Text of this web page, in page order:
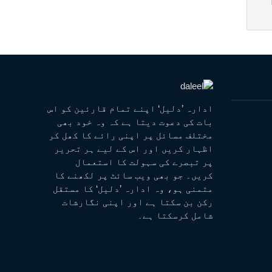
ادارہ ’دلیل‘ اپنے تمام قارئین کو اس
بات کی دعوت دیتا ہے کہ وہ خود بھی
مختلف مسائل پر اپنی رائے کا کھل کر
اظہار کریں اور اس کے لیے ہر تحریر
پر تبصرے کی سہولت کا استعمال
کریں۔ جو بھی ویب سائٹ پر لکھنے کا
متمنی ہو، وہ ادارہ ’دلیل‘ کا مستقل
رکن بن سکتا ہے اور اپنی نگارشات
شامل کرسکتا ہے۔